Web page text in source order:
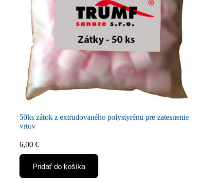
50ks zátok z extrudovaného polystyrénu pre zatesnenie
vrtov
6,00 €
Pridať do košíka